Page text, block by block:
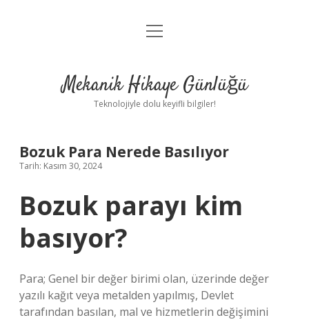
Anasayfa
Yasal Uyarı
menüyü
Mekanik Hikaye Günlüğü
Teknolojiyle dolu keyifli bilgiler!
Bozuk Para Nerede Basılıyor
Tarih: Kasım 30, 2024
Bozuk parayı kim
basıyor?
Para; Genel bir değer birimi olan, üzerinde değer
yazılı kağıt veya metalden yapılmış, Devlet
tarafından basılan, mal ve hizmetlerin değişimini